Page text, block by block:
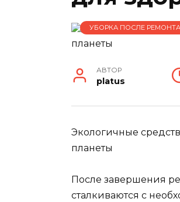
УБОРКА ПОСЛЕ РЕМОНТА
АВТОР
platus
Экологичные
планеты
После завершения
сталкиваются с